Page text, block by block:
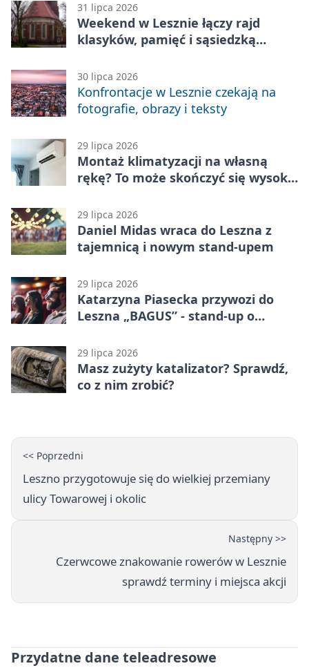
31 lipca 2026
Weekend w Lesznie łączy rajd
klasyków, pamięć i sąsiedzką
30 lipca 2026
Konfrontacje w Lesznie czekają na
fotografie, obrazy i teksty
29 lipca 2026
Montaż klimatyzacji na własną
rękę? To może skończyć się wysoką
29 lipca 2026
Daniel Midas wraca do Leszna z
tajemnicą i nowym stand-upem
29 lipca 2026
Katarzyna Piasecka przywozi do
Leszna „BAGUS” - stand-up o
29 lipca 2026
Masz zużyty katalizator? Sprawdź,
co z nim zrobić?
<< Poprzedni
Leszno przygotowuje się do wielkiej przemiany
ulicy Towarowej i okolic
Następny >>
Czerwcowe znakowanie rowerów w Lesznie
sprawdź terminy i miejsca akcji
Przydatne dane teleadresowe